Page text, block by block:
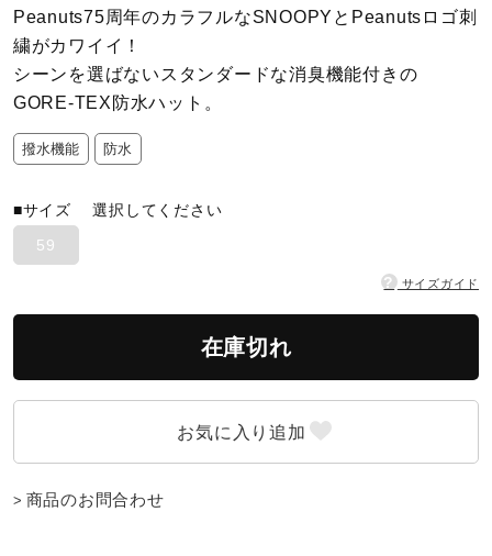
卓球
ソフトボール
ワーキング
Peanuts75周年のカラフルなSNOOPYとPeanutsロゴ刺
繍がカワイイ！
シーンを選ばないスタンダードな消臭機能付きの
GORE-TEX防水ハット。
撥水機能 防水
■サイズ選択してください
59
? サイズガイド
在庫切れ
商品のお問合わせ